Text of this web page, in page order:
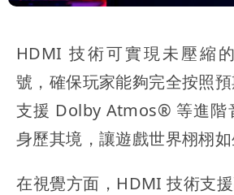
HDMI 技術可實現未壓縮
號，確保玩家能夠完全按照預
支援 Dolby Atmos® 等進階
身歷其境，讓遊戲世界栩栩如
在視覺方面，HDMI 技術支